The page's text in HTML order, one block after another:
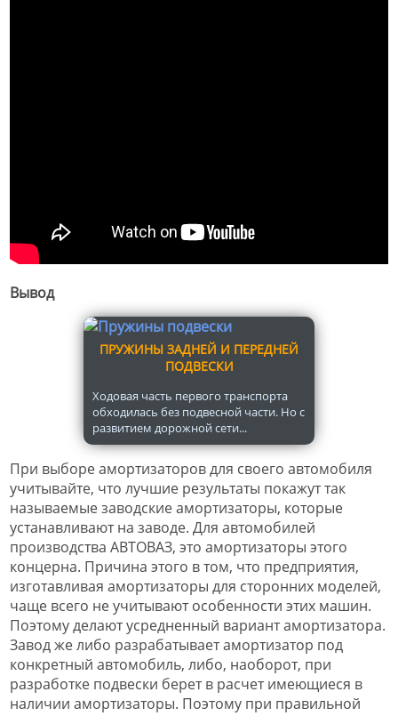
Вывод
ПРУЖИНЫ ЗАДНЕЙ И ПЕРЕДНЕЙ
ПОДВЕСКИ
Ходовая часть первого транспорта
обходилась без подвесной части. Но с
развитием дорожной сети...
При выборе амортизаторов для своего автомобиля
учитывайте, что лучшие результаты покажут так
называемые заводские амортизаторы, которые
устанавливают на заводе. Для автомобилей
производства АВТОВАЗ, это амортизаторы этого
концерна. Причина этого в том, что предприятия,
изготавливая амортизаторы для сторонних моделей,
чаще всего не учитывают особенности этих машин.
Поэтому делают усредненный вариант амортизатора.
Завод же либо разрабатывает амортизатор под
конкретный автомобиль, либо, наоборот, при
разработке подвески берет в расчет имеющиеся в
наличии амортизаторы. Поэтому при правильной